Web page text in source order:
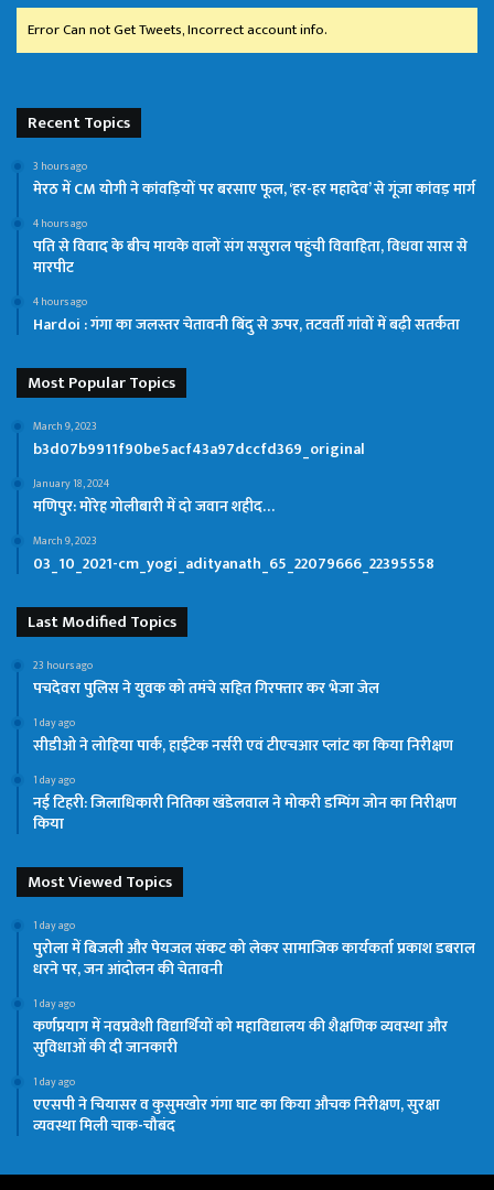
Error Can not Get Tweets, Incorrect account info.
Recent Topics
3 hours ago
मेरठ में CM योगी ने कांवड़ियों पर बरसाए फूल, ‘हर-हर महादेव’ से गूंजा कांवड़ मार्ग
4 hours ago
पति से विवाद के बीच मायके वालों संग ससुराल पहुंची विवाहिता, विधवा सास से
मारपीट
4 hours ago
Hardoi : गंगा का जलस्तर चेतावनी बिंदु से ऊपर, तटवर्ती गांवों में बढ़ी सतर्कता
Most Popular Topics
March 9, 2023
b3d07b9911f90be5acf43a97dccfd369_original
January 18, 2024
मणिपुर: मोरेह गोलीबारी में दो जवान शहीद…
March 9, 2023
03_10_2021-cm_yogi_adityanath_65_22079666_22395558
Last Modified Topics
23 hours ago
पचदेवरा पुलिस ने युवक को तमंचे सहित गिरफ्तार कर भेजा जेल
1 day ago
सीडीओ ने लोहिया पार्क, हाईटेक नर्सरी एवं टीएचआर प्लांट का किया निरीक्षण
1 day ago
नई टिहरी: जिलाधिकारी नितिका खंडेलवाल ने मोकरी डम्पिंग जोन का निरीक्षण
किया
Most Viewed Topics
1 day ago
पुरोला में बिजली और पेयजल संकट को लेकर सामाजिक कार्यकर्ता प्रकाश डबराल
धरने पर, जन आंदोलन की चेतावनी
1 day ago
कर्णप्रयाग में नवप्रवेशी विद्यार्थियों को महाविद्यालय की शैक्षणिक व्यवस्था और
सुविधाओं की दी जानकारी
1 day ago
एएसपी ने चियासर व कुसुमखोर गंगा घाट का किया औचक निरीक्षण, सुरक्षा
व्यवस्था मिली चाक-चौबंद